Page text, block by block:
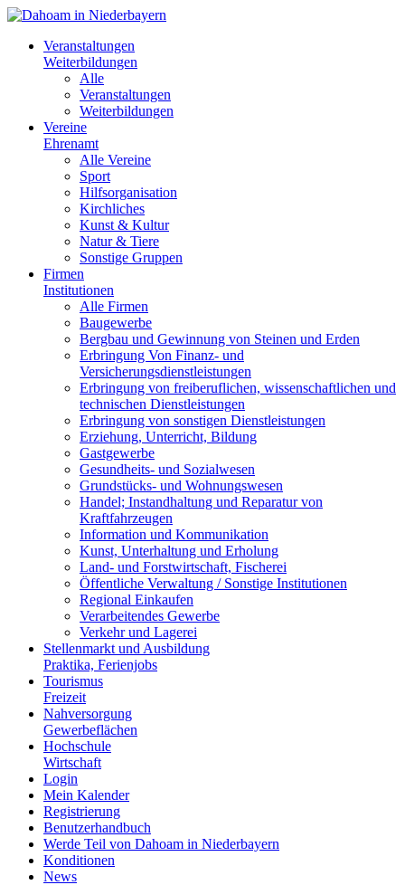
Veranstaltungen
Weiterbildungen
Alle
Veranstaltungen
Weiterbildungen
Vereine
Ehrenamt
Alle Vereine
Sport
Hilfsorganisation
Kirchliches
Kunst & Kultur
Natur & Tiere
Sonstige Gruppen
Firmen
Institutionen
Alle Firmen
Baugewerbe
Bergbau und Gewinnung von Steinen und Erden
Erbringung Von Finanz- und
Versicherungsdienstleistungen
Erbringung von freiberuflichen, wissenschaftlichen und
technischen Dienstleistungen
Erbringung von sonstigen Dienstleistungen
Erziehung, Unterricht, Bildung
Gastgewerbe
Gesundheits- und Sozialwesen
Grundstücks- und Wohnungswesen
Handel; Instandhaltung und Reparatur von
Kraftfahrzeugen
Information und Kommunikation
Kunst, Unterhaltung und Erholung
Land- und Forstwirtschaft, Fischerei
Öffentliche Verwaltung / Sonstige Institutionen
Regional Einkaufen
Verarbeitendes Gewerbe
Verkehr und Lagerei
Stellenmarkt und Ausbildung
Praktika, Ferienjobs
Tourismus
Freizeit
Nahversorgung
Gewerbeflächen
Hochschule
Wirtschaft
Login
Mein Kalender
Registrierung
Benutzerhandbuch
Werde Teil von Dahoam in Niederbayern
Konditionen
News